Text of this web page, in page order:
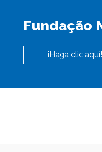
Fundação
¡Haga clic aquí!